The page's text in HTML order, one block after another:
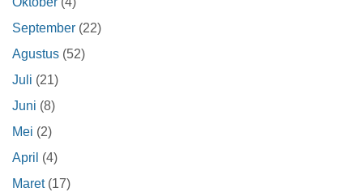
September (22)
Agustus (52)
Juli (21)
Juni (8)
Mei (2)
April (4)
Maret(17)